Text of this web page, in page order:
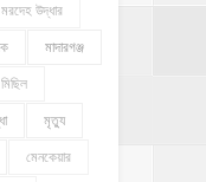
মরদেহ উদ্ধার
মাদারগঞ্জ
মিছিল
মৃত্যু
মেনকেয়ার